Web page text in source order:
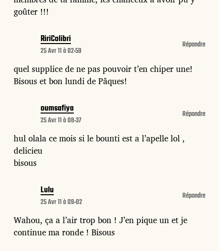
goûter !!!
RiriColibri
25 Avr 11 à 02:59
quel supplice de ne pas pouvoir t’en chiper une!
Bisous et bon lundi de Pâques!
Répondre
oumsafiya
25 Avr 11 à 08:37
hul olala ce mois si le bounti est a l’apelle lol ,
delicieu
bisous
Répondre
Lulu
25 Avr 11 à 09:02
Wahou, ça a l’air trop bon ! J’en pique un et je
continue ma ronde ! Bisous
Répondre